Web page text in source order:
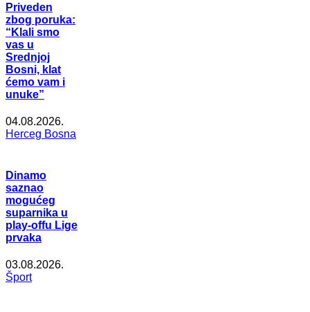
Priveden
zbog poruka:
“Klali smo
vas u
Srednjoj
Bosni, klat
ćemo vam i
unuke”
04.08.2026.
Herceg Bosna
Dinamo
saznao
mogućeg
suparnika u
play-offu Lige
prvaka
03.08.2026.
Šport